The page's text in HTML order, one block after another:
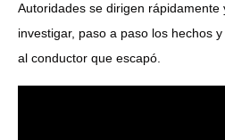
Autoridades se dirigen rápidamente
investigar, paso a paso los hechos
al conductor que escapó.